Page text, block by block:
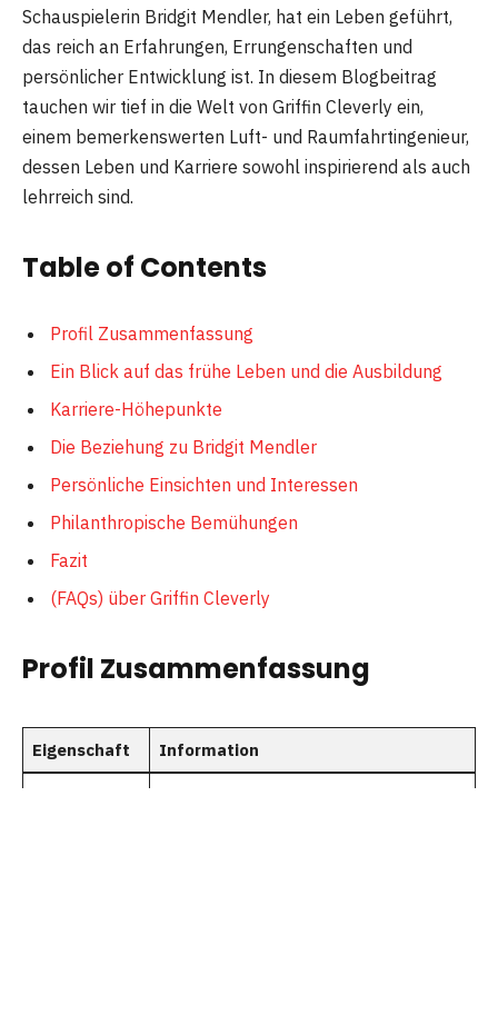
Schauspielerin Bridgit Mendler, hat ein Leben geführt,
das reich an Erfahrungen, Errungenschaften und
persönlicher Entwicklung ist. In diesem Blogbeitrag
tauchen wir tief in die Welt von Griffin Cleverly ein,
einem bemerkenswerten Luft- und Raumfahrtingenieur,
dessen Leben und Karriere sowohl inspirierend als auch
lehrreich sind.
Table of Contents
Profil Zusammenfassung
Ein Blick auf das frühe Leben und die Ausbildung
Karriere-Höhepunkte
Die Beziehung zu Bridgit Mendler
Persönliche Einsichten und Interessen
Philanthropische Bemühungen
Fazit
(FAQs) über Griffin Cleverly
Profil Zusammenfassung
Eigenschaft Information